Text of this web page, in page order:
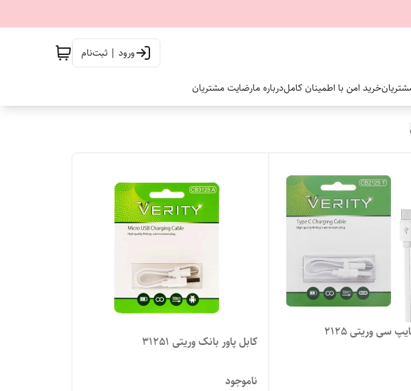
ورود | ثبت‌نام
خرید امن با اطمینان کاملدرباره مارضایت مشتریان
سی وریتی 2125
کابل پاور بانک وریتی 31251
ناموجود